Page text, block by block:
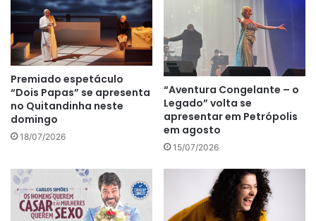
Premiado espetáculo
“Dois Papas” se apresenta
no Quitandinha neste
domingo
18/07/2026
“Aventura Congelante – o
Legado” volta se
apresentar em Petrópolis
em agosto
15/07/2026